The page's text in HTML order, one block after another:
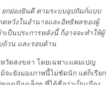
กย่องยินดี ตามระบบอุปถัมภ์แบบ
ดหวังในอำนาจและอิทธิพลของผู้
เป็นประการหลังนี้ ก็อาจจะทำให้ผู้
ถ้วน และรอบด้าน
วัดสงขลา โดยเฉพาะแคมเปญ
จะยังมองภาพนี้ไม่ชัดนัก แต่ก็เรียก